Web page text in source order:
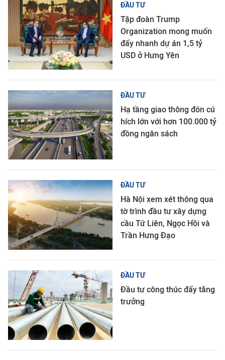
ĐẦU TƯ
Tập đoàn Trump
Organization mong muốn
đẩy nhanh dự án 1,5 tỷ
USD ở Hưng Yên
ĐẦU TƯ
Hạ tầng giao thông đón cú
hích lớn với hơn 100.000 tỷ
đồng ngân sách
ĐẦU TƯ
Hà Nội xem xét thông qua
tờ trình đầu tư xây dựng
cầu Tứ Liên, Ngọc Hồi và
Trần Hưng Đạo
ĐẦU TƯ
Đầu tư công thúc đẩy tăng
trưởng